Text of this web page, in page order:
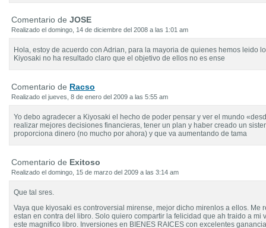
Comentario de JOSE
Realizado el domingo, 14 de diciembre del 2008 a las 1:01 am
Hola, estoy de acuerdo con Adrian, para la mayoria de quienes hemos leido
Kiyosaki no ha resultado claro que el objetivo de ellos no es ense
Comentario de Racso
Realizado el jueves, 8 de enero del 2009 a las 5:55 am
Yo debo agradecer a Kiyosaki el hecho de poder pensar y ver el mundo
realizar mejores decisiones financieras, tener un plan y haber creado un
proporciona dinero (no mucho por ahora) y que va aumentando de tama
Comentario de Exitoso
Realizado el domingo, 15 de marzo del 2009 a las 3:14 am
Que tal sres.
Vaya que kiyosaki es controversial mirense, mejor dicho mirenlos a ellos. Me
estan en contra del libro. Solo quiero compartir la felicidad que ah traido a mi
este magnifico libro. Inversiones en BIENES RAICES con excelentes